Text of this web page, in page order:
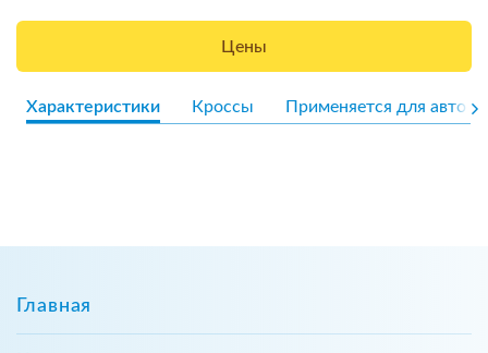
Цены
Характеристики Кроссы Применяется для авто
Главная